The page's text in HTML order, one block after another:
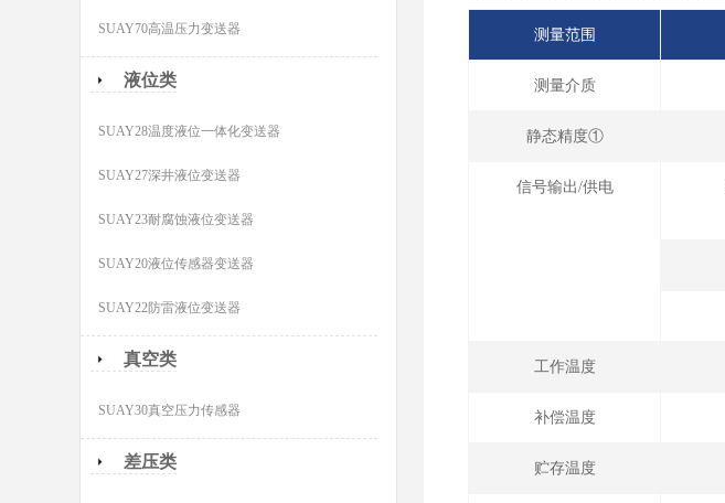
测量范围
测量介质
静态精度①
信号输出/供电
工作温度
补偿温度
贮存温度
SUAY70高温压力变送器
液位类
SUAY28温度液位一体化变送器
SUAY27深井液位变送器
SUAY23耐腐蚀液位变送器
SUAY20液位传感器变送器
SUAY22防雷液位变送器
真空类
SUAY30真空压力传感器
差压类